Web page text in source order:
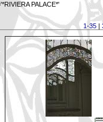
PALACE*'
1-35|